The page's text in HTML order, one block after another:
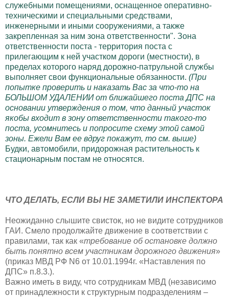
служебными помещениями, оснащенное оперативно-
техническими и специальными средствами,
инженерными и иными сооружениями, а также
закрепленная за ним зона ответственности". Зона
ответственности поста - территория поста с
прилегающим к ней участком дороги (местности), в
пределах которого наряд дорожно-патрульной службы
выполняет свои функциональные обязанности. (При
попытке проверить и наказать Вас за что-то на
БОЛЬШОМ УДАЛЕНИИ от ближайшего поста ДПС на
основании утверждения о том, что данный участок
якобы входит в зону ответственности такого-то
поста, усомнитесь и попросите схему этой самой
зоны. Ежели Вам ее вдруг покажут, то см. выше)
Будки, автомобили, придорожная растительность к
стационарным постам не относятся.
ЧТО ДЕЛАТЬ, ЕСЛИ ВЫ НЕ ЗАМЕТИЛИ ИНСПЕКТОРА
Hеожиданно слышите свисток, но не видите сотрудников
ГАИ. Смело продолжайте движение в соответствии с
правилами, так как «требование об остановке должно
быть понятно всем участникам дорожного движения»
(приказ МВД РФ N6 от 10.01.1994г. «Наставления по
ДПС» п.8.3.).
Важно иметь в виду, что сотрудникам МВД (независимо
от принадлежности к структурным подразделениям –